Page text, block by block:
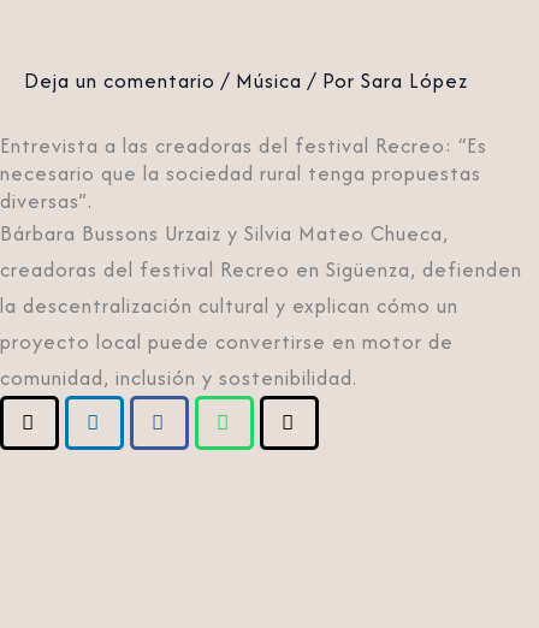
Deja un comentario / Música / Por Sara López
Entrevista a las creadoras del festival Recreo: “Es
necesario que la sociedad rural tenga propuestas
diversas”.
Bárbara Bussons Urzaiz y Silvia Mateo Chueca,
creadoras del festival Recreo en Sigüenza, defienden
la descentralización cultural y explican cómo un
proyecto local puede convertirse en motor de
comunidad, inclusión y sostenibilidad.